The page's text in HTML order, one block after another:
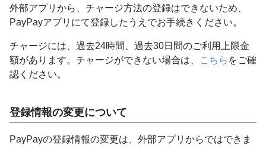
外部アプリから、チャージ方法の登録はできないため、
PayPayアプリにて登録したうえでお手続きください。
チャージには、過去24時間、過去30日間のご利用上限金
額があります。チャージができない場合は、
こちら をご確
認ください。
登録情報の変更について
PayPayの登録情報の変更は、外部アプリからではできま